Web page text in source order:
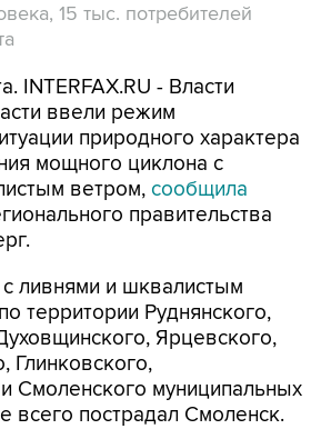
15 тыс. потребителей
INTERFAX.RU - Власти
ввели режим
природного характера
мощного циклона с
ветром, сообщила
правительства
ливнями и шквалистым
территории Руднянского,
Ярцевского,
Глинковского,
Смоленского муниципальных
всего пострадал Смоленск.